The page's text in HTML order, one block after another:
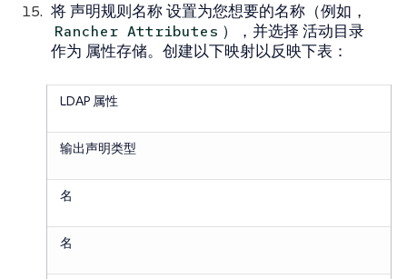
将声明规则名称设置为您想要的名称（例如，
Rancher Attributes ），并选择活动目录
作为 属性存储。创建以下映射以反映下表：
LDAP 属性
输出声明类型
名
名